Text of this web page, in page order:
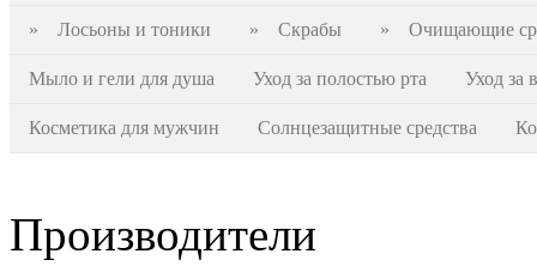
» Лосьоны и тоники » Скрабы » Очищающие
Мыло и гели для душа Уход за полостью рта Уход за
Косметика для мужчин Солнцезащитные средства
Производители